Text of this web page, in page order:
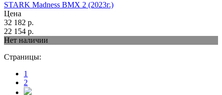
STARK Madness BMX 2 (2023г.)
Цена
32 182 р.
22 154 р.
Нет наличии
Страницы:
1
2